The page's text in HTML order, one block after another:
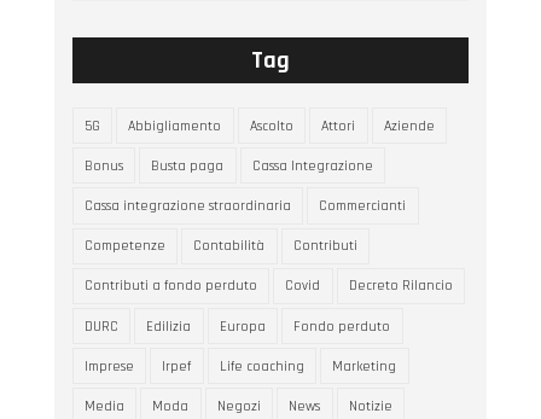
Tag
5G Abbigliamento Ascolto Attori Aziende
Bonus Busta paga Cassa Integrazione
Cassa integrazione straordinaria Commercianti
Competenze Contabilità Contributi
Contributi a fondo perduto Covid Decreto Rilancio
DURC Edilizia Europa Fondo perduto
Imprese Irpef Life coaching Marketing
Media Moda Negozi News Notizie